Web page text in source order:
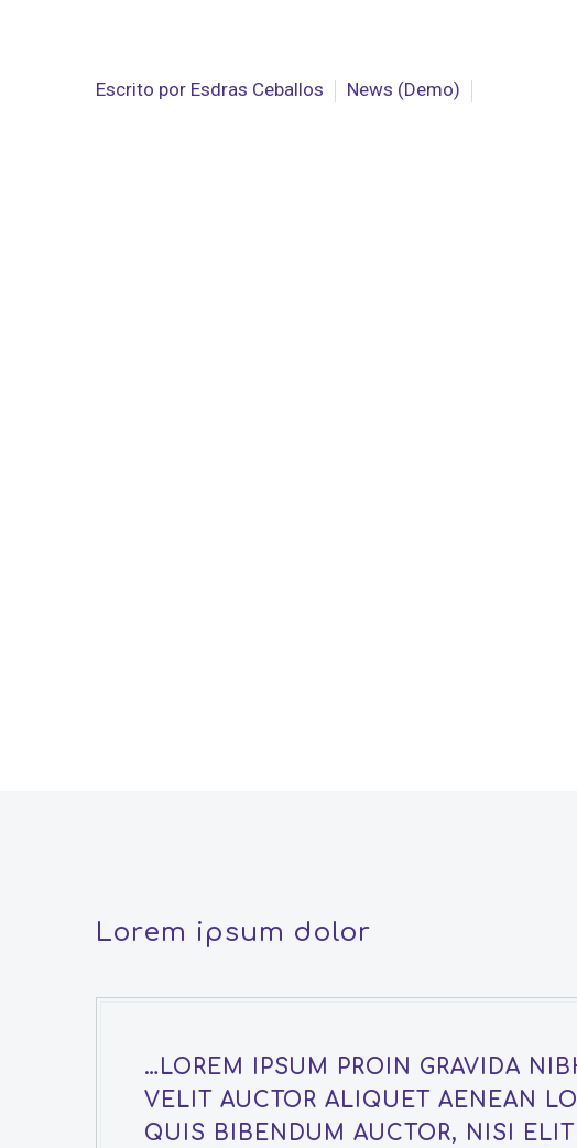
Escrito por Esdras Ceballos News (Demo)
Lorem ipsum dolor
…LOREM IPSUM PROIN GRAVIDA
VELIT AUCTOR ALIQUET AENEAN
QUIS BIBENDUM AUCTOR, NISI ELIT